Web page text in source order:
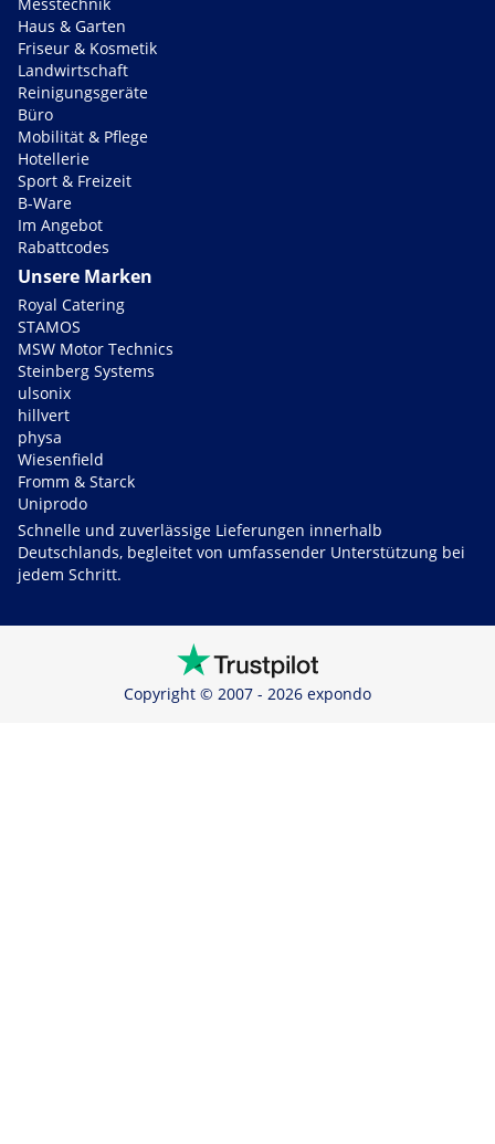
Messtechnik
Haus & Garten
Friseur & Kosmetik
Landwirtschaft
Reinigungsgeräte
Büro
Mobilität & Pflege
Hotellerie
Sport & Freizeit
B-Ware
Im Angebot
Rabattcodes
Unsere Marken
Royal Catering
STAMOS
MSW Motor Technics
Steinberg Systems
ulsonix
hillvert
physa
Wiesenfield
Fromm & Starck
Uniprodo
Schnelle und zuverlässige Lieferungen innerhalb
Deutschlands, begleitet von umfassender Unterstützung bei
jedem Schritt.
Copyright © 2007 - 2026 expondo